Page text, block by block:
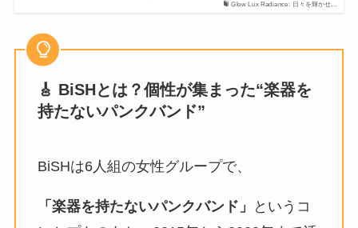
Glow Lux Radiance: 日々を輝かせ…
🎸 BiSHとは？個性が集まった“楽器を
持たないパンクバンド”
BiSHは6人組の女性グループで、
「楽器を持たないパンクバンド」
というコ